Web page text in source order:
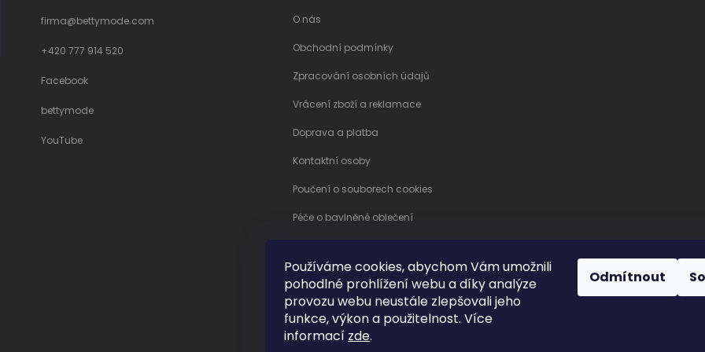
Používáme cookies, abychom Vám umožnili
pohodlné prohlížení webu a díky analýze
provozu webu neustále zlepšovali jeho
funkce, výkon a použitelnost. Více
informací zde.
Odmítnout
firma@bettymode.com
+420 777 914 520
Facebook
bettymode
YouTube
O nás
Obchodní podmínky
Zpracování osobních údajů
Vrácení zboží a reklamace
Doprava a platba
Kontaktní osoby
Poučení o souborech cookies
Péče o bavlněné oblečení
Copyright 2026 . Všechna práva vyhrazena.
Upravit nastavení
Grafický návrh vytvořil a na Shoptet implementoval